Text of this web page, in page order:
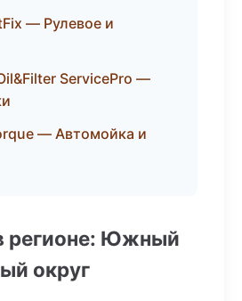
— Рулевое и
ServicePro —
— Автомойка и
регионе: Южный
округ